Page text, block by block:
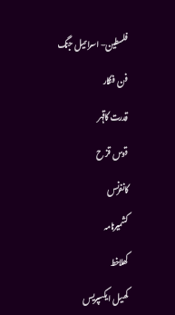
فلسطین- اسرائیل جنگ
فن فنکار
قدرت کاقہر
قوس قزح
کانفرنس
کشمیرنامہ
کھلاخط
کھیل ایکسپریس